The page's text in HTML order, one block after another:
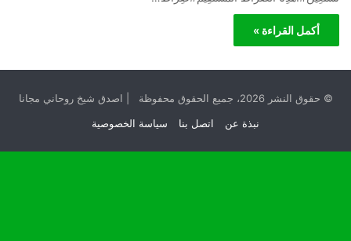
أكمل القراءة »
© حقوق النشر 2026، جميع الحقوق محفوظة | اصدق شيخ روحاني مجانا
نبذة عن
اتصل بنا سياسة الخصوصية